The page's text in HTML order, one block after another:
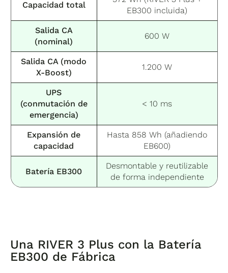
Capacidad total
EB300 incluida)
Salida CA
(nominal)
600 W
Salida CA (modo
X-Boost)
1.200 W
UPS
(conmutación de
emergencia)
< 10 ms
Expansión de
capacidad
Hasta 858 Wh (añadiendo
EB600)
Batería EB300
Desmontable y reutilizable
de forma independiente
Una RIVER 3 Plus con la Batería
EB300 de Fábrica